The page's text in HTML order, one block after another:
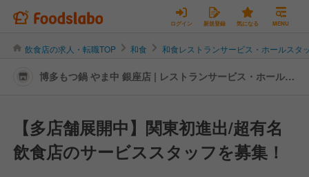
ログイン 新規登録 気になる MENU
飲食店の求人・転職TOP 和食 和食レストランサービス・ホールスタ
博多もつ鍋 やま中 銀座店 | レストランサービス・ホールス
【多店舗展開中】関東初進出/超有名
飲食店のサービススタッフを募集！